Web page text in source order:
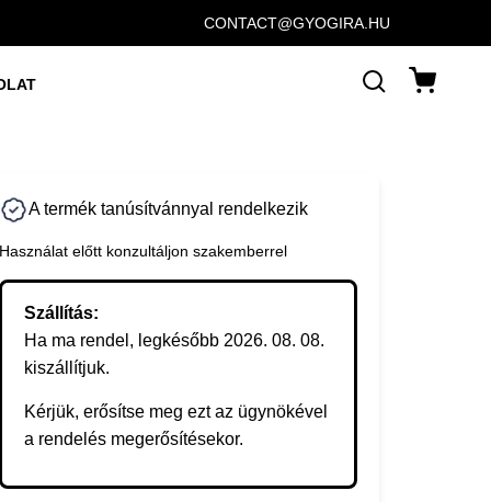
CONTACT@GYOGIRA.HU
A termék tanúsítvánnyal rendelkezik
Használat előtt konzultáljon szakemberrel
Szállítás:
Ha ma rendel, legkésőbb 2026. 08. 08.
kiszállítjuk.
Kérjük, erősítse meg ezt az ügynökével
a rendelés megerősítésekor.